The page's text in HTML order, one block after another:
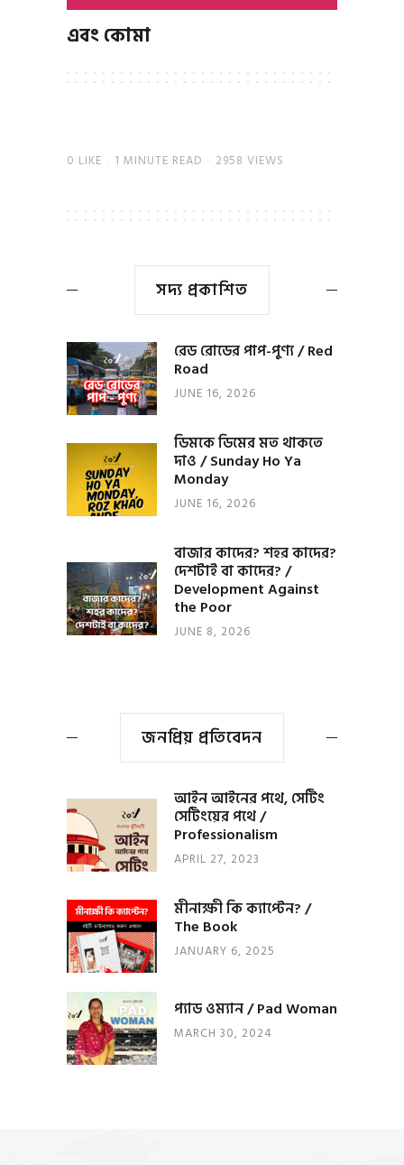
এবং কোমা
0 LIKE 1 MINUTE READ 2958 VIEWS
সদ্য প্রকাশিত
রেড রোডের পাপ-পুণ্য / Red
Road
JUNE 16, 2026
ডিমকে ডিমের মত থাকতে
দাও / Sunday Ho Ya
Monday
JUNE 16, 2026
বাজার কাদের? শহর কাদের?
দেশটাই বা কাদের? /
Development Against
the Poor
JUNE 8, 2026
জনপ্রিয় প্রতিবেদন
আইন আইনের পথে, সেটিং
সেটিংয়ের পথে /
Professionalism
APRIL 27, 2023
মীনাক্ষী কি ক্যাপ্টেন? /
The Book
JANUARY 6, 2025
প্যাড ওম্যান / Pad Woman
MARCH 30, 2024